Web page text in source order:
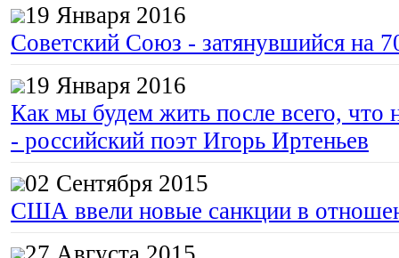
19 Января 2016
Советский Союз - затянувшийся на
19 Января 2016
Как мы будем жить после всего, что
- российский поэт Игорь Иртеньев
02 Сентября 2015
США ввели новые санкции в